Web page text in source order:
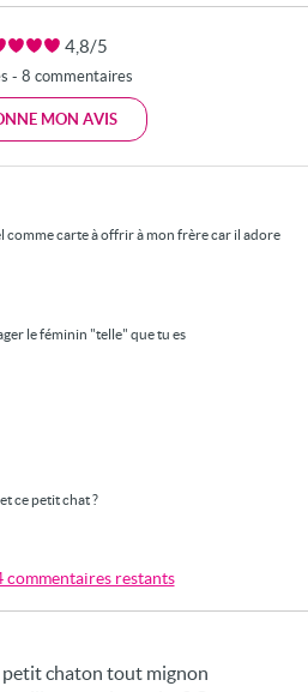
4,8/5
- 8 commentaires
MON AVIS
comme carte à offrir à mon frère car il adore
le féminin "telle" que tu es
ce petit chat ?
commentaires restants
chaton tout mignon